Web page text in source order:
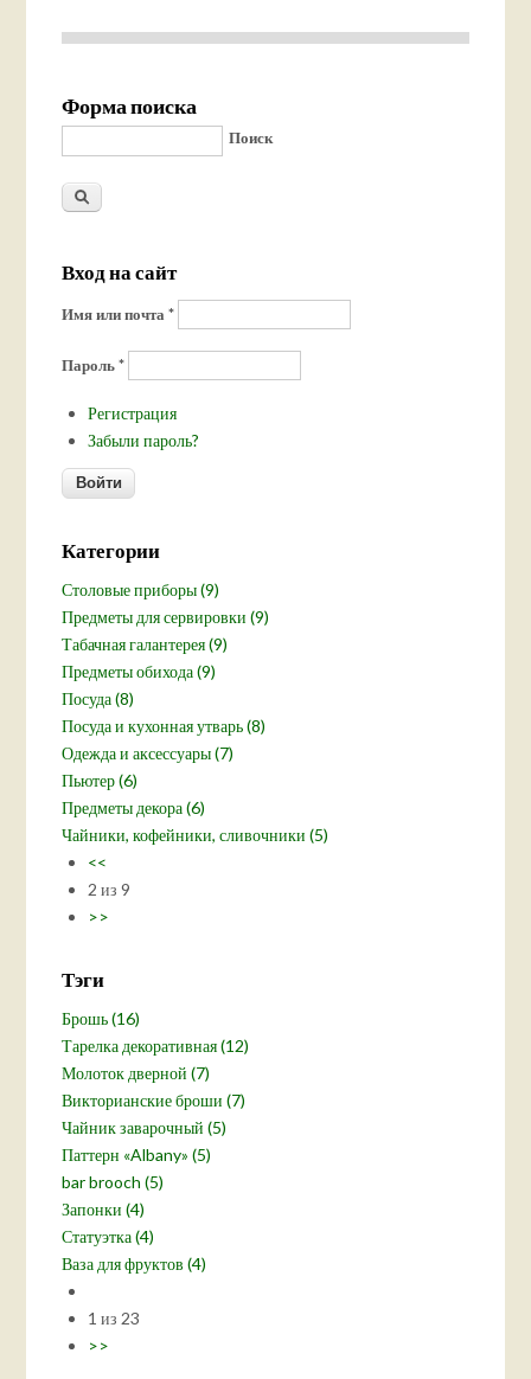
Форма поиска
Поиск
Вход на сайт
Имя или почта*
Пароль*
Регистрация
Забыли пароль?
Категории
Столовые приборы (9)
Предметы для сервировки (9)
Табачная галантерея (9)
Предметы обихода (9)
Посуда (8)
Посуда и кухонная утварь (8)
Одежда и аксессуары (7)
Пьютер (6)
Предметы декора (6)
Чайники, кофейники, сливочники (5)
<<
2 из 9
>>
Тэги
Брошь (16)
Тарелка декоративная (12)
Молоток дверной (7)
Викторианские броши (7)
Чайник заварочный (5)
Паттерн «Albany» (5)
bar brooch (5)
Запонки (4)
Статуэтка (4)
Ваза для фруктов (4)
1 из 23
>>